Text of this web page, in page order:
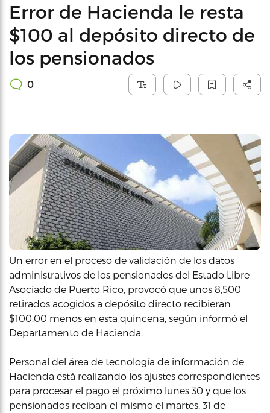
Error de Hacienda le resta
$100 al depósito directo de
los pensionados
0
Un error en el proceso de validación de los datos
administrativos de los pensionados del Estado Libre
Asociado de Puerto Rico, provocó que unos 8,500
retirados acogidos a depósito directo recibieran
$100.00 menos en esta quincena, según informó el
Departamento de Hacienda.
Personal del área de tecnología de información de
Hacienda está realizando los ajustes correspondientes
para procesar el pago el próximo lunes 30 y que los
pensionados reciban el mismo el martes, 31 de